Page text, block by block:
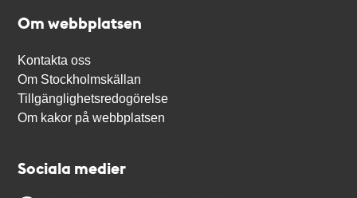
Om webbplatsen
Kontakta oss
Om Stockholmskällan
Tillgänglighetsredogörelse
Om kakor på webbplatsen
Sociala medier